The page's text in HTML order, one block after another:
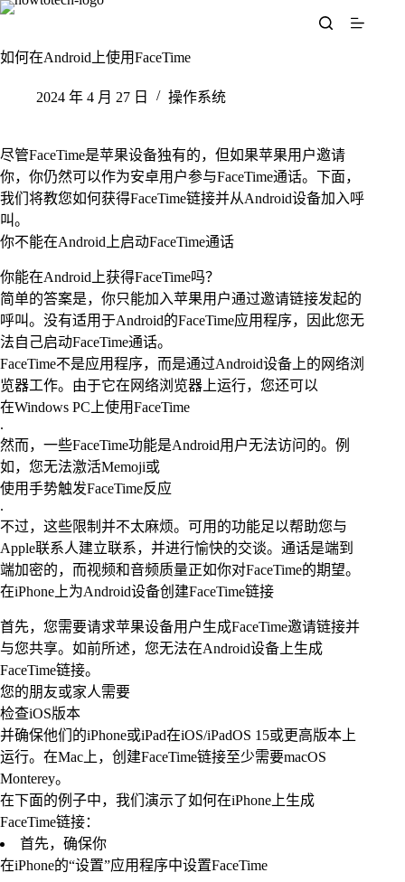
跳
内
如何在Android上使用FaceTime
2024 年 4 月 27 日 操作系统
尽管FaceTime是苹果设备独有的，但如果苹果用户邀请
你，你仍然可以作为安卓用户参与FaceTime通话。下面，
我们将教您如何获得FaceTime链接并从Android设备加入呼
叫。
你不能在Android上启动FaceTime通话
你能在Android上获得FaceTime吗？
简单的答案是，你只能加入苹果用户通过邀请链接发起的
呼叫。没有适用于Android的FaceTime应用程序，因此您无
法自己启动FaceTime通话。
FaceTime不是应用程序，而是通过Android设备上的网络浏
览器工作。由于它在网络浏览器上运行，您还可以
在Windows PC上使用FaceTime
.
然而，一些FaceTime功能是Android用户无法访问的。例
如，您无法激活Memoji或
使用手势触发FaceTime反应
.
不过，这些限制并不太麻烦。可用的功能足以帮助您与
Apple联系人建立联系，并进行愉快的交谈。通话是端到
端加密的，而视频和音频质量正如你对FaceTime的期望。
在iPhone上为Android设备创建FaceTime链接
首先，您需要请求苹果设备用户生成FaceTime邀请链接并
与您共享。如前所述，您无法在Android设备上生成
FaceTime链接。
您的朋友或家人需要
检查iOS版本
并确保他们的iPhone或iPad在iOS/iPadOS 15或更高版本上
运行。在Mac上，创建FaceTime链接至少需要macOS
Monterey。
在下面的例子中，我们演示了如何在iPhone上生成
FaceTime链接：
首先，确保你
在iPhone的“设置”应用程序中设置FaceTime